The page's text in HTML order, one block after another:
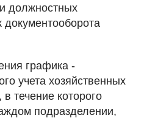
должностных
документооборота
графика -
учета хозяйственных
течение которого
подразделении,